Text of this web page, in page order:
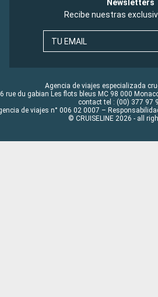
Newsletters
Recibe nuestras
TU EMAIL
Agencia de viajes especializada
rue du gabian Les flots bleus MC 98 000
contact tel : (00) 377 97
de viajes n° 006 02 0007 –
© CRUISELINE 2026 - all